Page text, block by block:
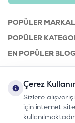
POPÜLER
POPÜLER
EN POPÜLER
KURUMSAL
Çerez
Sizlere
için internet